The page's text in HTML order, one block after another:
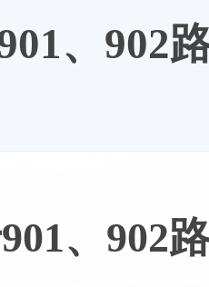
、902
901、 902